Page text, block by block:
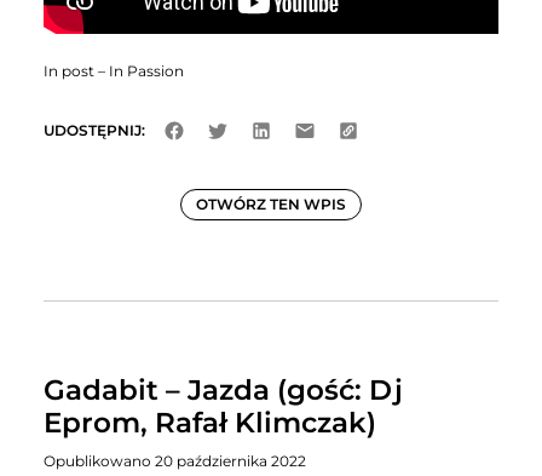
In post – In Passion
UDOSTĘPNIJ:
OTWÓRZ TEN WPIS
Gadabit – Jazda (gość: Dj
Eprom, Rafał Klimczak)
Opublikowano 20 października 2022